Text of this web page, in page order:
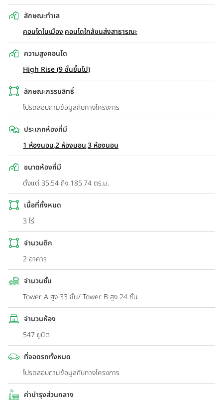
ลักษณะทำเล
คอนโดในเมือง,คอนโดใกล้ขนส่งสาธารณะ
ความสูงคอนโด
High Rise (9 ชั้นขึ้นไป)
ลักษณะกรรมสิทธิ์
โปรดสอบถามข้อมูลกับทางโครงการ
ประเภทห้องที่มี
1 ห้องนอน,2 ห้องนอน,3 ห้องนอน
ขนาดห้องที่มี
ตั้งแต่ 35.54 ถึง 185.74 ตร.ม.
เนื้อที่ทั้งหมด
3 ไร่
จำนวนตึก
2 อาคาร
จำนวนชั้น
Tower A สูง 33 ชั้น/ Tower B สูง 24 ชั้น
จำนวนห้อง
547 ยูนิต
ที่จอดรถทั้งหมด
โปรดสอบถามข้อมูลกับทางโครงการ
ค่าบำรุงส่วนกลาง